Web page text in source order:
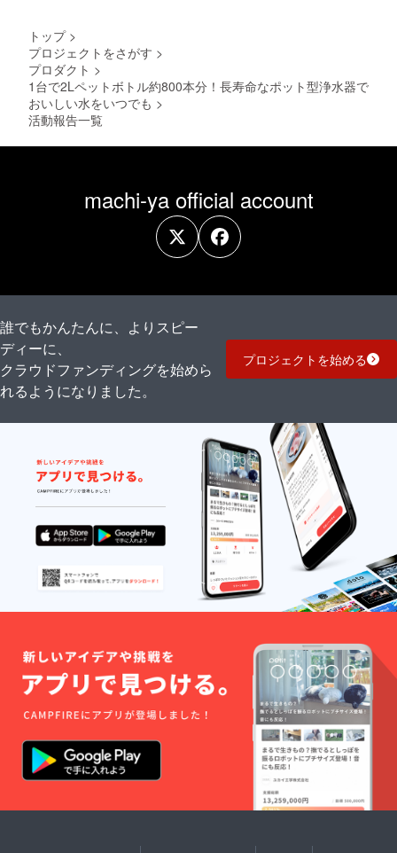
トップ >
プロジェクトをさがす >
プロダクト >
1台で2Lペットボトル約800本分！長寿命なポット型浄水器で
おいしい水をいつでも >
活動報告一覧
machi-ya official account
誰でもかんたんに、よりスピー
ディーに、
クラウドファンディングを始めら
れるようになりました。
プロジェクトを始める